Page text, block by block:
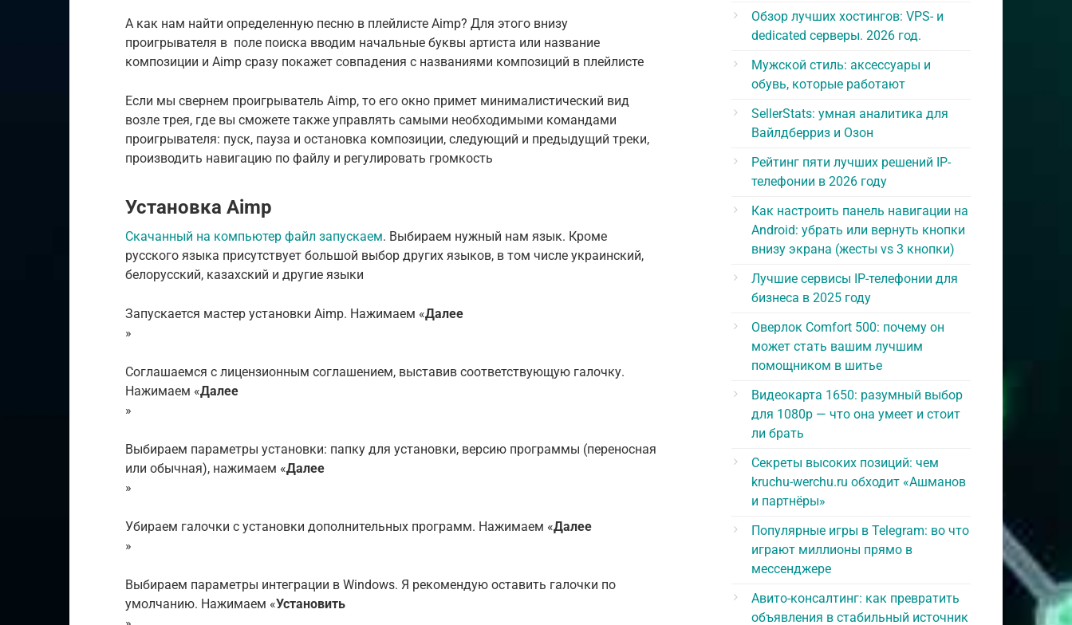
А как нам найти определенную песню в плейлисте Aimp? Для этого внизу
проигрывателя в поле поиска вводим начальные буквы артиста или название
композиции и Aimp сразу покажет совпадения с названиями композиций в плейлисте
Если мы свернем проигрыватель Aimp, то его окно примет минималистический вид
возле трея, где вы сможете также управлять самыми необходимыми командами
проигрывателя: пуск, пауза и остановка композиции, следующий и предыдущий треки,
производить навигацию по файлу и регулировать громкость
Установка Aimp
Скачанный на компьютер файл запускаем. Выбираем нужный нам язык. Кроме
русского языка присутствует большой выбор других языков, в том числе украинский,
белорусский, казахский и другие языки
Запускается мастер установки Aimp. Нажимаем «Далее
»
Соглашаемся с лицензионным соглашением, выставив соответствующую галочку.
Нажимаем «Далее
»
Выбираем параметры установки: папку для установки, версию программы (переносная
или обычная), нажимаем «Далее
»
Убираем галочки с установки дополнительных программ. Нажимаем «Далее
»
Выбираем параметры интеграции в Windows. Я рекомендую оставить галочки по
умолчанию. Нажимаем «Установить
Обзор лучших хостингов: VPS- и
dedicated серверы. 2026 год.
Мужской стиль: аксессуары и
обувь, которые работают
SellerStats: умная аналитика для
Вайлдберриз и Озон
Рейтинг пяти лучших решений IP-
телефонии в 2026 году
Как настроить панель навигации на
Android: убрать или вернуть кнопки
внизу экрана (жесты vs 3 кнопки)
Лучшие сервисы IP-телефонии для
бизнеса в 2025 году
Оверлок Comfort 500: почему он
может стать вашим лучшим
помощником в шитье
Видеокарта 1650: разумный выбор
для 1080p — что она умеет и стоит
ли брать
Секреты высоких позиций: чем
kruchu-werchu.ru обходит «Ашманов
и партнёры»
Популярные игры в Telegram: во что
играют миллионы прямо в
мессенджере
Авито-консалтинг: как превратить
объявления в стабильный источник